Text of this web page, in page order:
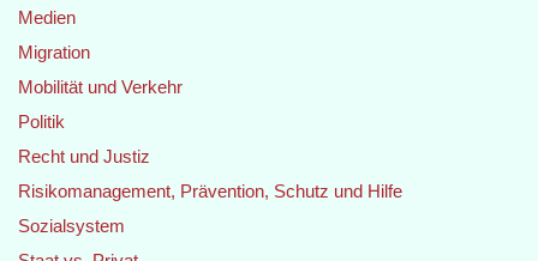
Medien
Migration
Mobilität und Verkehr
Politik
Recht und Justiz
Risikomanagement, Prävention, Schutz und Hilfe
Sozialsystem